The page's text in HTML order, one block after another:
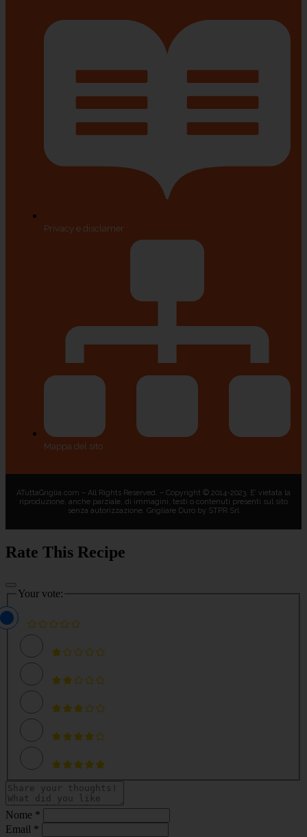
Privacy e disclamer
Mappa del sito
ATuttaGriglia.com – All Rights Reserved. – Copyright © 2014-2023. E’ vietata la
riproduzione, anche parziale, di immagini, testi o contenuti presenti sul sito
senza autorizzazione. Grigliare Duro by STPR Srl
Rate This Recipe
Your vote:
Nome *
Email *